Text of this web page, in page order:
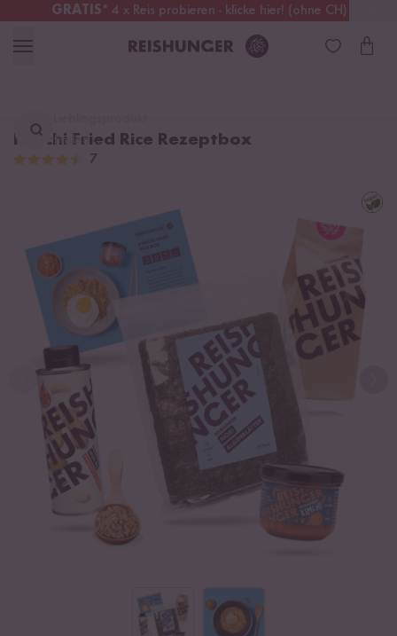
GRATIS* 4 x Reis probieren - klicke hier! (ohne CH)
Österreich Kostenloser Versand
finden ...
Kimchi Fried Rice Rezeptbox
7